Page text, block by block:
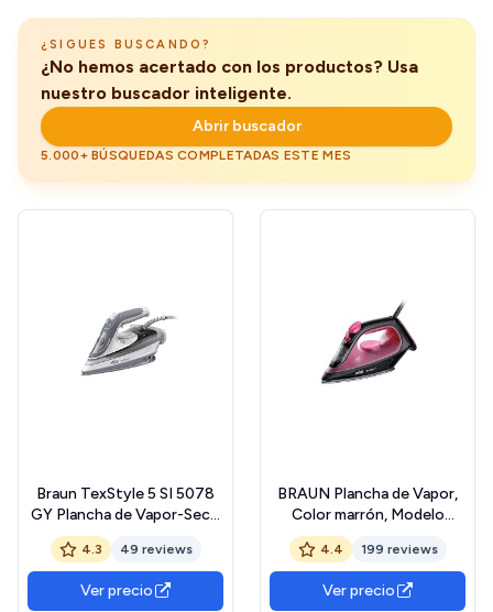
¿SIGUES BUSCANDO?
¿No hemos acertado con los productos? Usa
nuestro buscador inteligente.
Abrir buscador
5.000+ BÚSQUEDAS COMPLETADAS ESTE MES
Braun TexStyle 5 SI 5078
GY Plancha de Vapor-Seco
2800W Gris
4.3 49 reviews
Ver precio
BRAUN Plancha de Vapor,
Color marrón, Modelo
SI1070PU, 2000 W, 1 Liter,
44 Decibelios, Acero
Inoxidable 18/8
4.4 199 reviews
Ver precio